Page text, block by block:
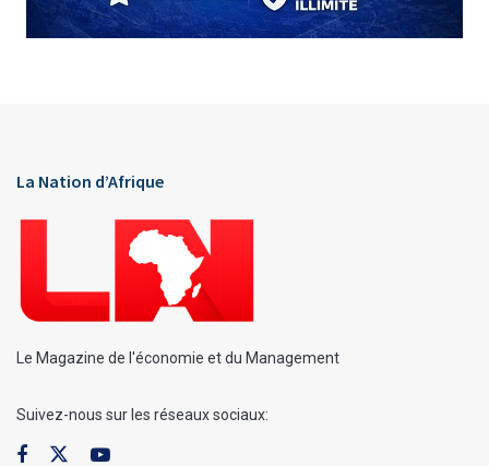
La Nation d’Afrique
Le Magazine de l'économie et du Management
Suivez-nous sur les réseaux sociaux: